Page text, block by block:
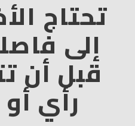
تحتاج
إلى
قبل أن
رأي